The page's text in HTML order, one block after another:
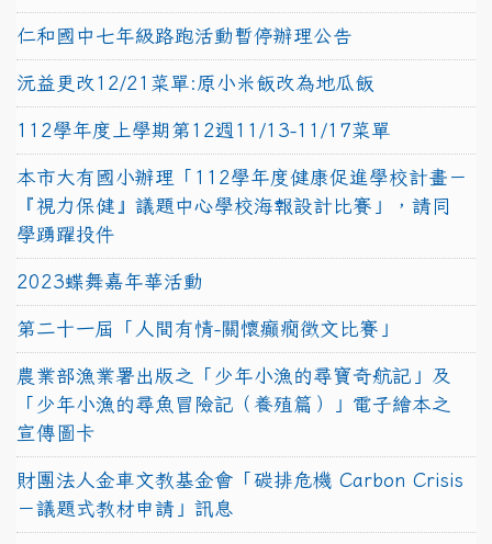
仁和國中七年級路跑活動暫停辦理公告
沅益更改12/21菜單:原小米飯改為地瓜飯
112學年度上學期第12週11/13-11/17菜單
本市大有國小辦理「112學年度健康促進學校計畫－
『視力保健』議題中心學校海報設計比賽」，請同
學踴躍投件
2023蝶舞嘉年華活動
第二十一屆「人間有情-關懷癲癇徵文比賽」
農業部漁業署出版之「少年小漁的尋寶奇航記」及
「少年小漁的尋魚冒險記（養殖篇）」電子繪本之
宣傳圖卡
財團法人金車文教基金會「碳排危機 Carbon Crisis
－議題式教材申請」訊息